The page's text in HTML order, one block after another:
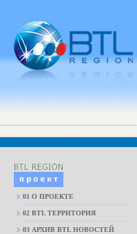
01 О ПРОЕКТЕ
02 BTL ТЕРРИТОРИЯ
03 АРХИВ BTL НОВОСТЕЙ